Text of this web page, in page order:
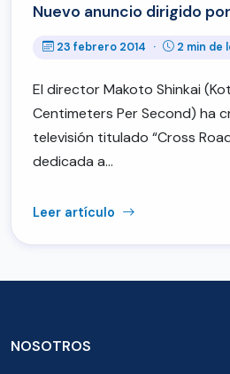
Nuevo anuncio dirigido
23 febrero 2014 · 2 min de
El director Makoto Shinkai
Centimeters Per Second) ha
televisión titulado “Cross
dedicada a…
Leer artículo
NOSOTROS